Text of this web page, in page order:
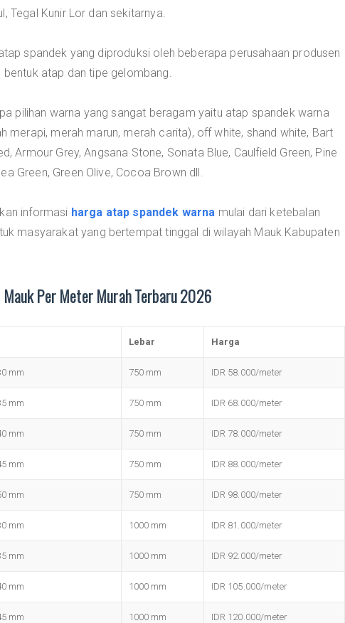
Tegal Kunir Lor dan sekitarnya.
spandek yang diproduksi oleh beberapa perusahaan produsen
bentuk atap dan tipe gelombang.
pilihan warna yang sangat beragam yaitu atap spandek warna
merapi, merah marun, merah carita), off white, shand white, Bart
Armour Grey, Angsana Stone, Sonata Blue, Caulfield Green, Pine
Green, Green Olive, Cocoa Brown dll.
informasi harga atap spandek warna mulai dari ketebalan
masyarakat yang bertempat tinggal di wilayah Mauk Kabupaten
Per Meter Murah Terbaru 2026
Lebar Harga
mm 750 mm IDR 58.000/meter
mm 750 mm IDR 68.000/meter
mm 750 mm IDR 78.000/meter
mm 750 mm IDR 88.000/meter
mm 750 mm IDR 98.000/meter
mm 1000 mm IDR 81.000/meter
mm 1000 mm IDR 92.000/meter
mm 1000 mm IDR 105.000/meter
mm 1000 mm IDR 120.000/meter